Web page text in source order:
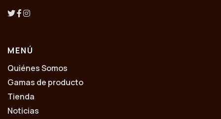
MENÚ
Quiénes Somos
Gamas de producto
Tienda
Noticias